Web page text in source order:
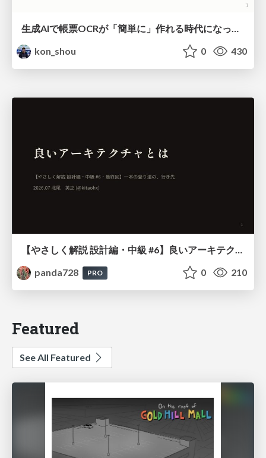
kon_shou
0 430
【やさしく解説 設計編・中級 #6】良いアーキテクチャとは ～ 一本の登り道の、行き先 ～
panda728
PRO 0 210
Featured
See All Featured